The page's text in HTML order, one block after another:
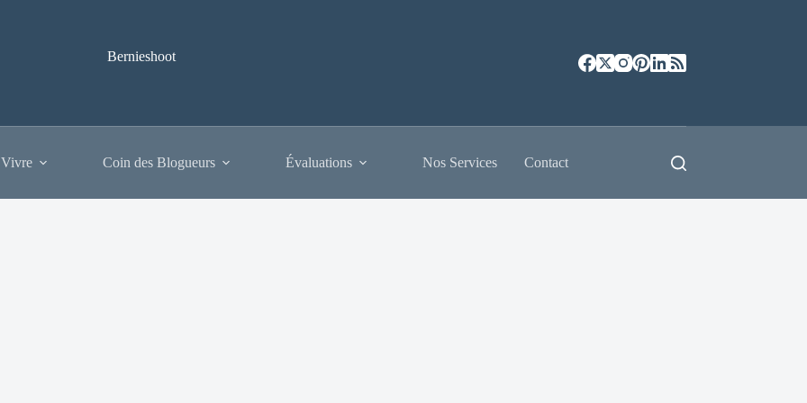
Bernieshoot
Coin des Blogueurs Évaluations Nos Services Contact